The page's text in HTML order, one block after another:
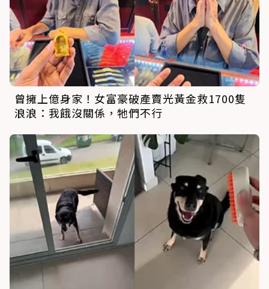
曾擁上億身家！女富豪破產賣光黃金救1700隻
浪浪：我餓沒關係，牠們不行